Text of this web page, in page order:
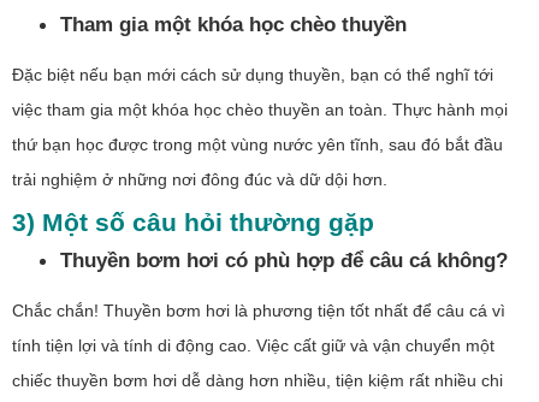
Tham gia một khóa học chèo thuyền
Đặc biệt nếu bạn mới cách sử dụng thuyền, bạn có thể nghĩ tới
việc tham gia một khóa học chèo thuyền an toàn. Thực hành mọi
thứ bạn học được trong một vùng nước yên tĩnh, sau đó bắt đầu
trải nghiệm ở những nơi đông đúc và dữ dội hơn.
3) Một số câu hỏi thường gặp
Thuyền bơm hơi có phù hợp để câu cá không?
Chắc chắn! Thuyền bơm hơi là phương tiện tốt nhất để câu cá vì
tính tiện lợi và tính di động cao. Việc cất giữ và vận chuyển một
chiếc thuyền bơm hơi dễ dàng hơn nhiều, tiện kiệm rất nhiều chi